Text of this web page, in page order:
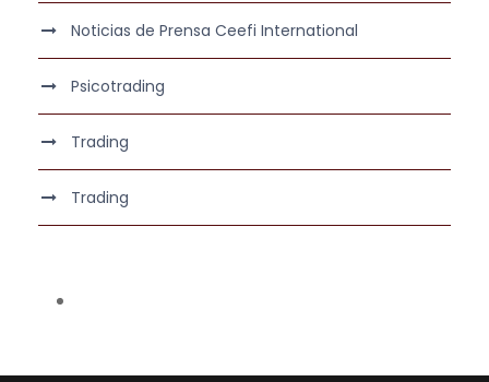
Noticias de Prensa Ceefi International
Psicotrading
Trading
Trading